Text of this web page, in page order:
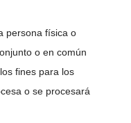
persona física o
o en común
fines para los
o se procesará